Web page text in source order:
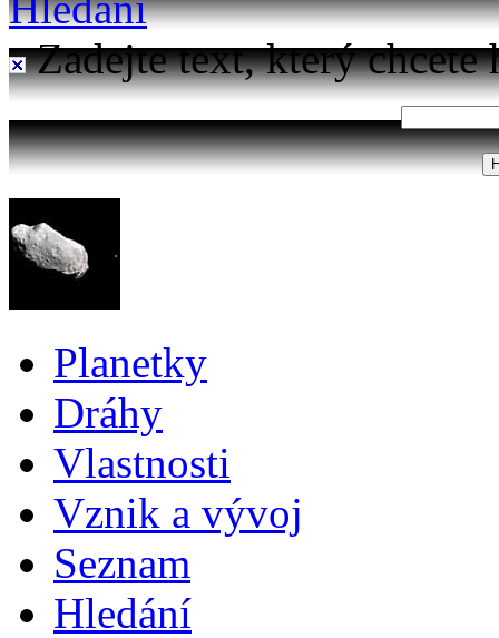
Zadejte text, který chcete
Planetky
Dráhy
Vlastnosti
Vznik a vývoj
Seznam
Hledání